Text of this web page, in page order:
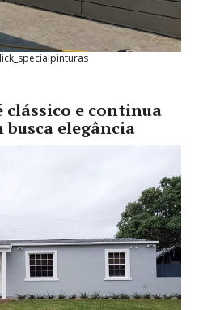
clássico e continua
busca elegância